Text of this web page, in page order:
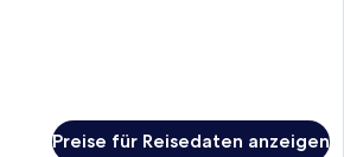
Preise für Reisedaten anzeigen